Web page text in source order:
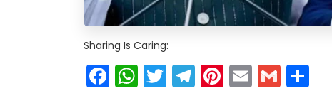
Sharing Is Caring:
Facebook
WhatsApp
Twitter
Telegram
Pinterest
EmailGmail